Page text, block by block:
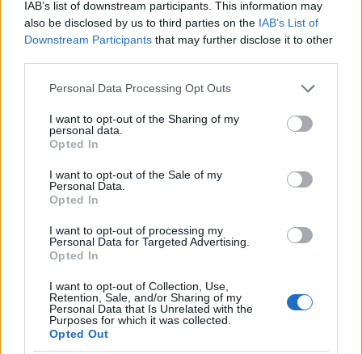
IAB’s list of downstream participants. This information may
also be disclosed by us to third parties on the IAB’s List of
Downstream Participants that may further disclose it to other
Please note that this website/app uses one or more Google
not limited to your visit or usage behaviour. You may click to
grant or deny consent to Google and its third-party tags to
use your data for below specified purposes in below Google
consent section.
Personal Data Processing Opt Outs
I want to opt-out of the Sharing of my
personal data.
Opted In
I want to opt-out of the Sale of my
Personal Data.
Opted In
I want to opt-out of processing my
Personal Data for Targeted Advertising.
Opted In
I want to opt-out of Collection, Use,
Retention, Sale, and/or Sharing of my
Personal Data that Is Unrelated with the
Purposes for which it was collected.
Opted Out
del libro son solo palabras hasta que las pones en
una situación de la vidareal. El mejor maestropara
afrontar una situación es la experiencia de la vida
real; no hay sustituto para la realidad.
Tocar un instrumento musical puede disminuir su
nivel de estrés, ayudarlo a relajarse e incluso
entretenerlo a usted y a los que lo rodean. Aprender
cosas nuevas te mantiene motivado, ejercita tu
cerebro y los estudio
s muestran que aprender
puede incluso ayudar a prevenir enfermedades.
Encuentra un pasatiempo y haz algo que te interese.
Los pasatiempos son una excelente manera de
aliviar el estrés. Si puede encontrar un pasatiempo
que incluya interacción social, es posible que tenga
un estilo de vida más saludable. Cualquier
pasatiempo que
estrés y a encontrar algo que hacer con tu tiempo.